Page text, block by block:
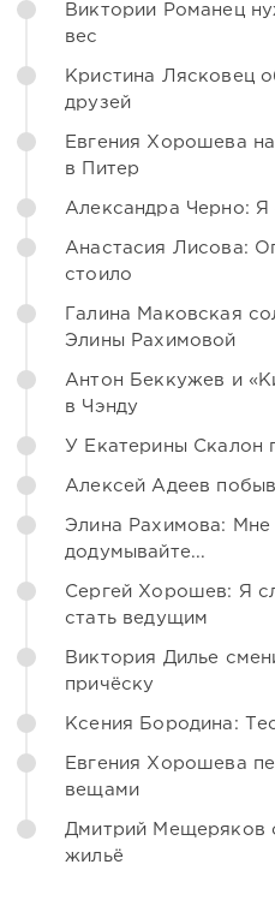
Виктории Романец
вес
Кристина Лясковец
друзей
Евгения Хорошева
в Питер
Александра Черно: Я
Анастасия Лисова:
стоило
Галина Маковская
Элины Рахимовой
Антон Беккужев и
в Чэнду
У Екатерины Скалон
Алексей Адеев
Элина Рахимова:
додумывайте...
Сергей Хорошев: Я
стать ведущим
Виктория Дилье
причёску
Ксения Бородина:
Евгения Хорошева
вещами
Дмитрий Мещеряков
жильё